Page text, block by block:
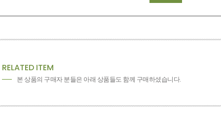
RELATED ITEM
본 상품의 구매자 분들은 아래 상품들도 함께 구매하셨습니다.